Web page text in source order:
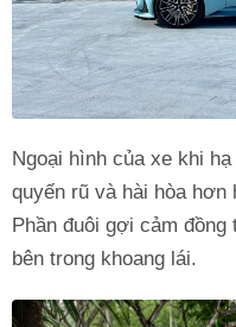
Ngoại hình của xe khi
quyến rũ và hài hòa
Phần đuôi gợi cảm
bên trong khoang lái.